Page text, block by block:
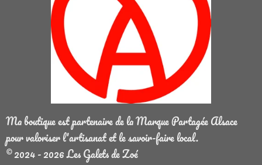
Ma boutique est partenaire de la Marque Partagée Alsace
pour valoriser l'artisanat et le savoir-faire local.
© 2024 - 2026 Les Galets de Zoé